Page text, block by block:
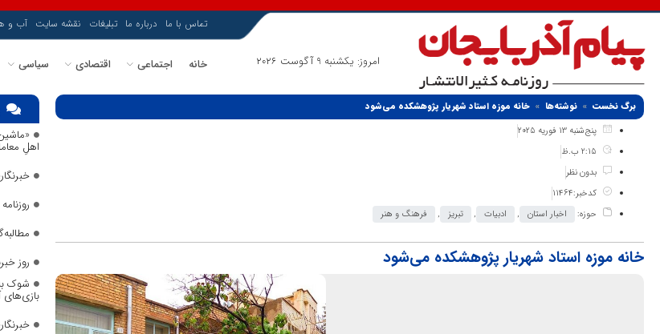
امروز: یکشنبه 9 آگوست 2026
تماس با ما درباره ما تبلیغات نقشه سایت آب و
خانه اجتماعی اقتصادی سیاسی
برگ نخست نوشته‌ها
خانه موزه استاد شهریار پژوهشکده می‌شود
پنج‌شنبه 13 فوریه 2025
2:15 ب.ظ
بدون نظر
کدخبر:11464
حوزه:
اخبار استان , ادبیات , تبریز , فرهنگ و هنر
خانه موزه استاد شهریار پژوهشکده می‌شود
اهلِ
روزنامه
روز
شوک
بازی‌های